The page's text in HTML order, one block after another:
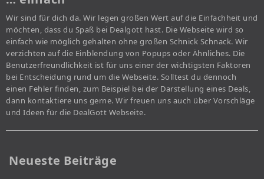
Wir sind für dich da. Wir legen großen Wert auf die Einfachheit und
möchten, dass du Spaß bei Dealgott hast. Die Webseite wird so
einfach wie möglich gehalten ohne großen Schnick Schnack. Wir
verzichten auf die Einblendung von Popups oder Ähnliches. Die
Benutzerfreundlichkeit ist für uns einer der wichtigsten Faktoren
bei Entscheidung rund um die Webseite. Solltest du dennoch
einen Fehler finden, zum Beispiel bei der Darstellung eines Deals,
dann kontaktiere uns gerne. Wir freuen uns auch über Vorschläge
und Ideen für die DealGott Webseite.
Neueste Beiträge